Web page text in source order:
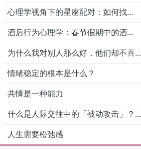
心理学视角下的星座配对：如何找...
酒后行为心理学：春节假期中的酒...
为什么我对别人那么好，他们却不喜...
情绪稳定的根本是什么？
共情是一种能力
什么是人际交往中的「被动攻击」？...
人生需要松弛感